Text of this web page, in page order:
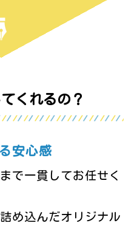
くれるの？
安心感
で一貫してお任せく
め込んだオリジナル